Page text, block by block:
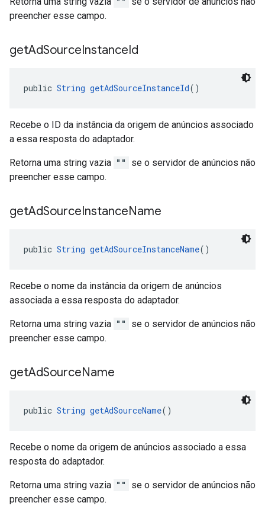
preencher esse campo.
getAdSourceInstanceId
public String getAdSourceInstanceId()
Recebe o ID da instância da origem de anúncios associado
a essa resposta do adaptador.
Retorna uma string vazia ""
se o servidor de anúncios não
preencher esse campo.
getAdSourceInstanceName
public String getAdSourceInstanceName()
Recebe o nome da instância da origem de anúncios
associada a essa resposta do adaptador.
Retorna uma string vazia ""
se o servidor de anúncios não
preencher esse campo.
getAdSourceName
public String getAdSourceName()
Recebe o nome da origem de anúncios associado a essa
resposta do adaptador.
Retorna uma string vazia ""
se o servidor de anúncios não
preencher esse campo.